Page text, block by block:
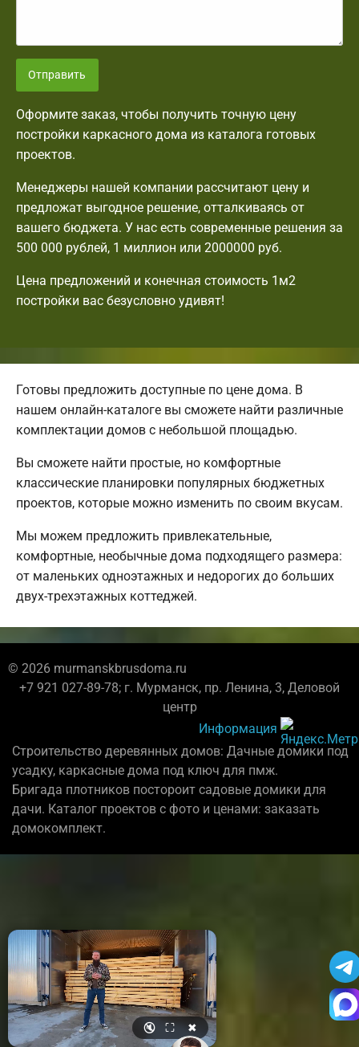
Отправить
Оформите заказ, чтобы получить точную цену
постройки каркасного дома из каталога готовых
проектов.
Менеджеры нашей компании рассчитают цену и
предложат выгодное решение, отталкиваясь от
вашего бюджета. У нас есть современные решения за
500 000 рублей, 1 миллион или 2000000 руб.
Цена предложений и конечная стоимость 1м2
постройки вас безусловно удивят!
Готовы предложить доступные по цене дома. В
нашем онлайн-каталоге вы сможете найти различные
комплектации домов с небольшой площадью.
Вы сможете найти простые, но комфортные
классические планировки популярных бюджетных
проектов, которые можно изменить по своим вкусам.
Мы можем предложить привлекательные,
комфортные, необычные дома подходящего размера:
от маленьких одноэтажных и недорогих до больших
двух-трехэтажных коттеджей.
© 2026 murmanskbrusdoma.ru
+7 921 027-89-78; г. Мурманск, пр. Ленина, 3, Деловой
центр
Информация
Строительство деревянных домов: Дачные домики под
усадку, каркасные дома под ключ для пмж.
Бригада плотников постороит садовые домики для
дачи. Каталог проектов с фото и ценами: заказать
домокомплект.
🔇 ⛶ ✖